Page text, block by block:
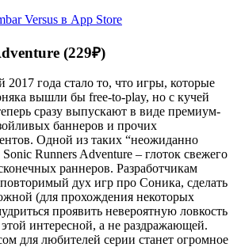
Versus в App Store
(229₽)
года стало то, что игры, которые
вышли бы free-to-play, но с кучей
сразу выпускают в виде премиум-
баннеров и прочих
Одной из таких “неожиданно
Runners Adventure – глоток свежего
раннеров. Разработчикам
дух игр про Соника, сделать
(для прохождения некоторых
проявить невероятную ловкость
интересной, а не раздражающей.
для любителей серии станет огромное